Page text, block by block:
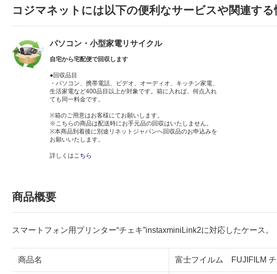
コジマネットには以下の便利なサービスや関連する
パソコン・小型家電リサイクル
自宅から宅配便で回収します
●回収品目
・パソコン、携帯電話、ビデオ、オーディオ、キッチン家電、
生活家電など400品目以上が対象です。箱に入れば、何点入れ
ても同一料金です。
※箱のご用意はお客様にてお願いします。
※こちらの商品は配送時にお手元品の回収はいたしません。
※本商品到着後に別途リネットジャパンへ回収品のお申込みを
お願いいたします。
詳しくはこちら
商品概要
スマートフォン用プリンター“チェキ”instaxminiLink2に対応したケース。
商品名 富士フイルム FUJIFILM チ